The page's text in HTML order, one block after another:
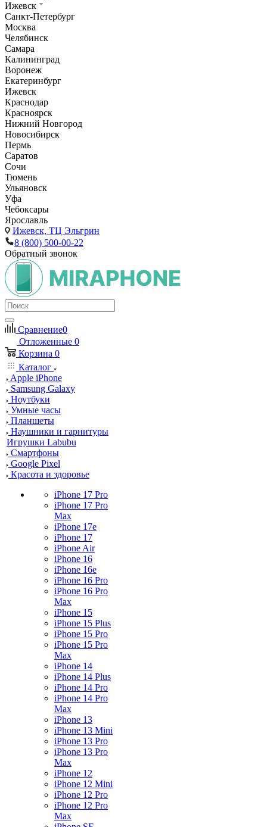
Ижевск
Санкт-Петербург
Москва
Челябинск
Самара
Калининград
Воронеж
Екатеринбург
Ижевск
Краснодар
Красноярск
Нижний Новгород
Новосибирск
Пермь
Саратов
Сочи
Тюмень
Ульяновск
Уфа
Чебоксары
Ярославль
Ижевск, ТЦ Эльгрин
8 (800) 500-00-22
Обратный звонок
Сравнение0
Отложенные 0
Корзина 0
Каталог
Apple iPhone
Samsung Galaxy
Ноутбуки
Умные часы
Планшеты
Наушники и гарнитуры
Игрушки Labubu
Смартфоны
Google Pixel
Красота и здоровье
iPhone 17 Pro
iPhone 17 Pro
Max
iPhone 17e
iPhone 17
iPhone Air
iPhone 16
iPhone 16e
iPhone 16 Pro
iPhone 16 Pro
Max
iPhone 15
iPhone 15 Plus
iPhone 15 Pro
iPhone 15 Pro
Max
iPhone 14
iPhone 14 Plus
iPhone 14 Pro
iPhone 14 Pro
Max
iPhone 13
iPhone 13 Mini
iPhone 13 Pro
iPhone 13 Pro
Max
iPhone 12
iPhone 12 Mini
iPhone 12 Pro
iPhone 12 Pro
Max